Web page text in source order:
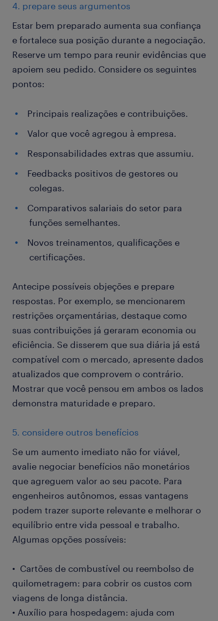
4. prepare seus argumentos
Estar bem preparado aumenta sua confiança
e fortalece sua posição durante a negociação.
Reserve um tempo para reunir evidências que
apoiem seu pedido. Considere os seguintes
pontos:
Principais realizações e contribuições.
Valor que você agregou à empresa.
Responsabilidades extras que assumiu.
Feedbacks positivos de gestores ou
colegas.
Comparativos salariais do setor para
funções semelhantes.
Novos treinamentos, qualificações e
certificações.
Antecipe possíveis objeções e prepare
respostas. Por exemplo, se mencionarem
restrições orçamentárias, destaque como
suas contribuições já geraram economia ou
eficiência. Se disserem que sua diária já está
compatível com o mercado, apresente dados
atualizados que comprovem o contrário.
Mostrar que você pensou em ambos os lados
demonstra maturidade e preparo.
5. considere outros benefícios
Se um aumento imediato não for viável,
avalie negociar benefícios não monetários
que agreguem valor ao seu pacote. Para
engenheiros autônomos, essas vantagens
podem trazer suporte relevante e melhorar o
equilíbrio entre vida pessoal e trabalho.
Algumas opções possíveis:
• Cartões de combustível ou reembolso de
quilometragem: para cobrir os custos com
viagens de longa distância.
• Auxílio para hospedagem: ajuda com